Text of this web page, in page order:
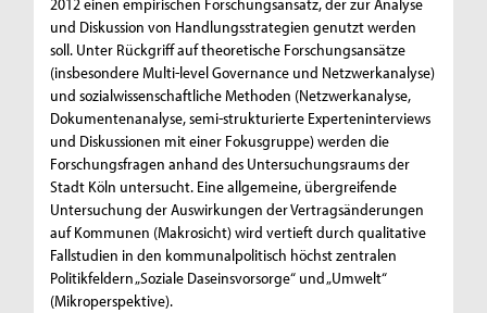
und Diskussion von Handlungsstrategien genutzt werden
soll. Unter Rückgriff auf theoretische Forschungsansätze
(insbesondere Multi-level Governance und Netzwerkanalyse)
und sozialwissenschaftliche Methoden (Netzwerkanalyse,
Dokumentenanalyse, semi-strukturierte Experteninterviews
und Diskussionen mit einer Fokusgruppe) werden die
Forschungsfragen anhand des Untersuchungsraums der
Stadt Köln untersucht. Eine allgemeine, übergreifende
Untersuchung der Auswirkungen der Vertragsänderungen
auf Kommunen (Makrosicht) wird vertieft durch qualitative
Fallstudien in den kommunalpolitisch höchst zentralen
Politikfeldern „Soziale Daseinsvorsorge“ und „Umwelt“
(Mikroperspektive).